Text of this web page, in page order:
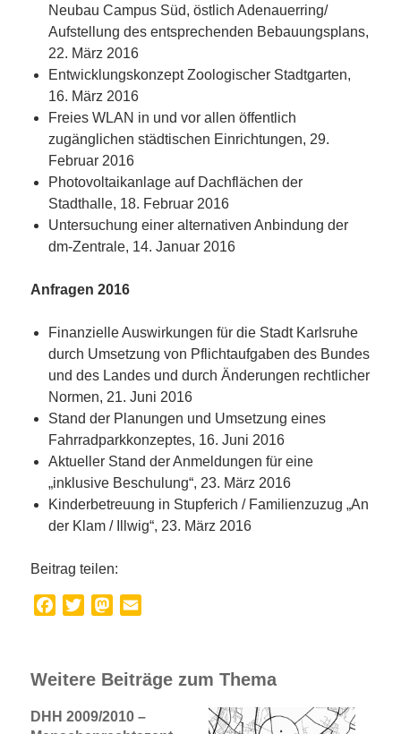
Neubau Campus Süd, östlich Adenauerring/
Aufstellung des entsprechenden Bebauungsplans,
22. März 2016
Entwicklungskonzept Zoologischer Stadtgarten,
16. März 2016
Freies WLAN in und vor allen öffentlich
zugänglichen städtischen Einrichtungen, 29.
Februar 2016
Photovoltaikanlage auf Dachflächen der
Stadthalle, 18. Februar 2016
Untersuchung einer alternativen Anbindung der
dm-Zentrale, 14. Januar 2016
Anfragen 2016
Finanzielle Auswirkungen für die Stadt Karlsruhe
durch Umsetzung von Pflichtaufgaben des Bundes
und des Landes und durch Änderungen rechtlicher
Normen, 21. Juni 2016
Stand der Planungen und Umsetzung eines
Fahrradparkkonzeptes, 16. Juni 2016
Aktueller Stand der Anmeldungen für eine
„inklusive Beschulung“, 23. März 2016
Kinderbetreuung in Stupferich / Familienzuzug „An
der Klam / Illwig“, 23. März 2016
Beitrag teilen:
Facebook
TwitterMastodon
Weitere Beiträge zum Thema
DHH 2009/2010 –